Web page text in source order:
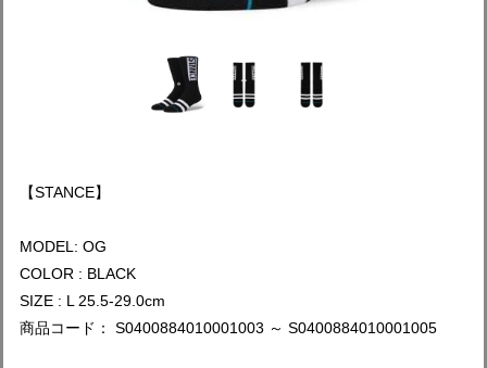
【STANCE】
MODEL: OG
COLOR : BLACK
SIZE : L 25.5-29.0cm
商品コード： S0400884010001003 ～ S0400884010001005